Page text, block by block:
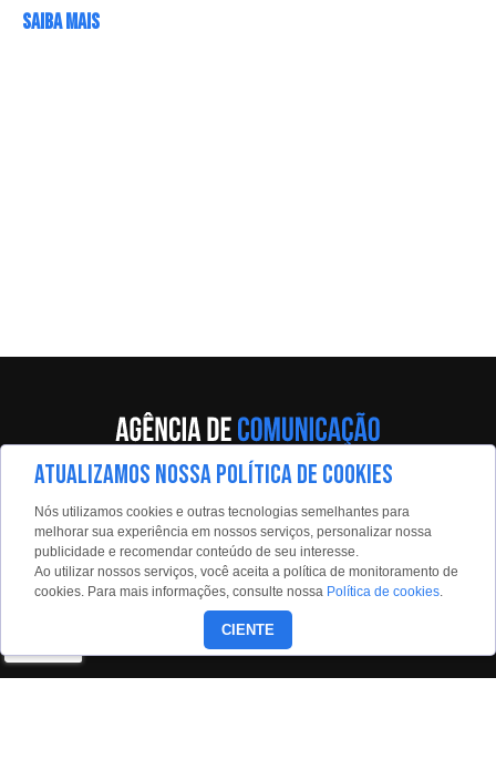
SAIBA MAIS
Av. Eng. Caetano Álvares, 55 - 5º andar
Limão, São Paulo, 02598-900
Contato:
estadaoconteudo@estadao.com
(11)99350-0439
ATUALIZAMOS NOSSA POLÍTICA DE COOKIES
Nós utilizamos cookies e outras tecnologias semelhantes para
melhorar sua experiência em nossos serviços, personalizar nossa
publicidade e recomendar conteúdo de seu interesse.
Ao utilizar nossos serviços, você aceita a política de monitoramento de
cookies. Para mais informações, consulte nossa Política de cookies.
CIENTE